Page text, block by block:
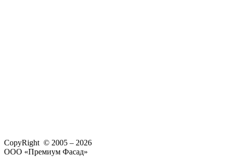
CopyRight © 2005 – 2026
ООО «Премиум Фасад»